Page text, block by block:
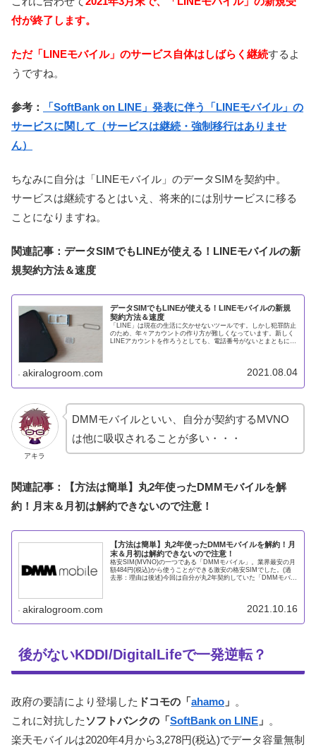
付が終了します。
ただ「LINEモバイル」のサービス自体はしばらく継続するよ
うですね。
参考：
「SoftBank on LINE」発表に伴う「LINEモバイル」の
サービスに関して（サービスは継続・強制移行はありませ
ん）
ちなみに自分は「LINEモバイル」のデータSIMを契約中。
サービスは継続するとはいえ、将来的には別サービスに移る
ことになりますね。
関連記事：データSIMでもLINEが使える！LINEモバイルの新
規契約方法＆速度
データSIMでもLINEが使える！LINEモバイルの新規
契約方法＆速度
「LINE」は現在の生活に欠かせないツールです。しかし犯罪防止
のため、年々アカウントの作り方が難しくなっています。新しく
LINEアカウントを作ろうとしても、電話番号がないとまともに使
akiralogroom.com 2021.08.04
アキラ
DMMモバイルといい、自分が契約するMVNO
は他に吸収されることが多い・・・
関連記事：【方法は簡単】丸2年使ったDMMモバイルを解
約！月末＆月初は解約できないので注意！
【方法は簡単】丸2年使ったDMMモバイルを解約！月
末＆月初は解約できないので注意！
格安SIM(MVNO)の一つである「DMMモバイル」。業界最安の月
額484円(税込)から使うことができる激安の格安SIMでした。(過
去形：理由は後述)今回は自分が丸2年契約していた「DMMモバイ
akiralogroom.com 2021.10.16
後がないKDDI/DigitalLifeで一発逆転？
政府の要請により登場した ドコモの「ahamo 」 。
これに対抗した ソフトバンクの「SoftBank on LINE 」 。
楽天モバイルは2020年4月から3,278円(税込)でデータ容量無制